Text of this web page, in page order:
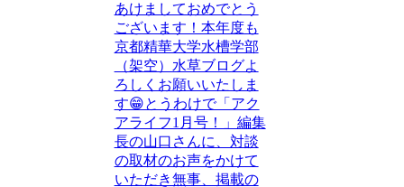
あけましておめでとう
ございます！本年度も
京都精華大学水槽学部
（架空）水草ブログよ
ろしくお願いいたしま
す😁とうわけで「アク
アライフ1月号！」編集
長の山口さんに、対談
の取材のお声をかけて
いただき無事、掲載の